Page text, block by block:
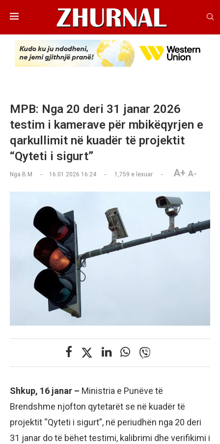
MPB: Nga 20 deri 31 janar 2026
testim i kamerave për mbikëqyrjen e
qarkullimit në kuadër të projektit
“Qyteti i sigurt”
Nga B.M 16.01.2026 16:24 1,759 e lexuar A+ A-
Shkup, 16 janar – Ministria e Punëve të
Brendshme njofton qytetarët se në kuadër të
projektit “Qyteti i sigurt”, në periudhën nga 20 deri
31 janar do të bëhet testimi, kalibrimi dhe verifikimi i